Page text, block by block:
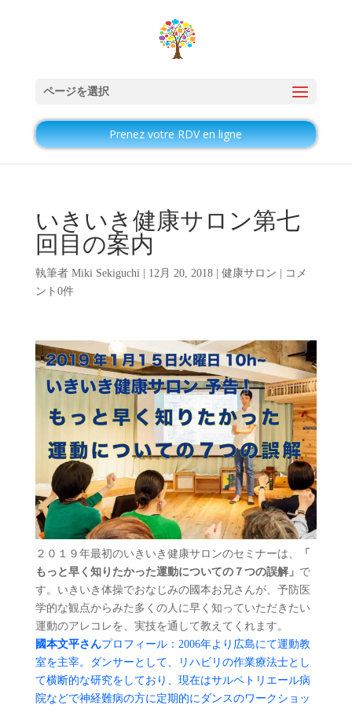
ページを選択
Prenez votre RDV en ligne
いきいき健康サロン第七
回目の案内
執筆者 Miki Sekiguchi| 12月 20, 2018| 健康サロン
コメ
ント0件
２０１９年最初のいきいき健康サロンのセミナーは、
「
もっと早く知りたかった運動についての７つの誤解」 で
す。 いきいき体操でおなじみの國本お兄さんが、 予防医
学的な観点からみた多くの人に早く知っていただきたい
運動のアレコレを、実技を通して教えてくれます。
國本文平さんプロフィール： 2006年より広島にて運動教
室を主宰。ダンサーとして、
リハビリの作業療法士とし
て横断的な研究をしており、 現在はサルペトリエール病
院などで神経難病の方に定期的にダンスのワークショッ